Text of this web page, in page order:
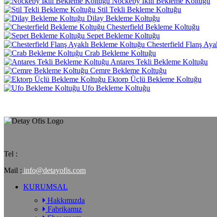
Stil Tekli Bekleme Koltuğu
Dilay Bekleme Koltuğu
Chesterfield Bekleme Koltuğu
Sepet Bekleme Koltuğu
Chesterfield Flanş
Crab Bekleme Koltuğu
Antares Tekli Bekleme Koltuğu
Cemre Bekleme Koltuğu
Ektorp Üçlü Bekleme Koltuğu
Ufo Bekleme Koltuğu
Tel :
Mail : info@detayofis.com
KURUMSAL
Hakkımızda
Fabrikamız